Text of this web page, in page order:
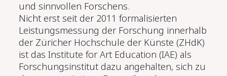
und sinnvollen Forschens.
Nicht erst seit der 2011 formalisierten
Leistungsmessung der Forschung innerhalb
der Züricher Hochschule der Künste (ZHdK)
ist das Institute for Art Education (IAE) als
Forschungsinstitut dazu angehalten, sich zu